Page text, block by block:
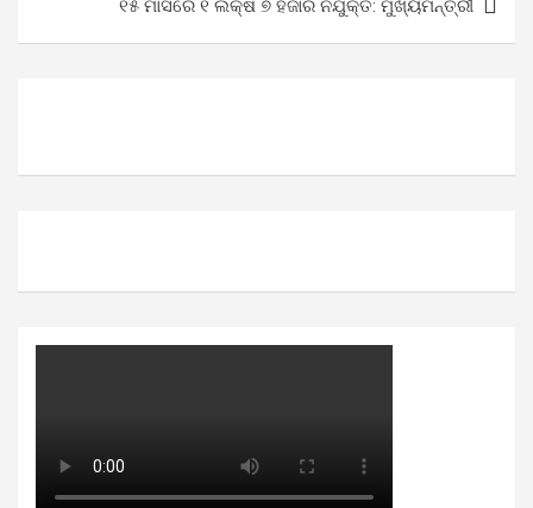
୧୫ ମାସରେ ୧ ଲକ୍ଷ ୭ ହଜାର ନିଯୁକ୍ତି: ମୁଖ୍ୟମନ୍ତ୍ରୀ